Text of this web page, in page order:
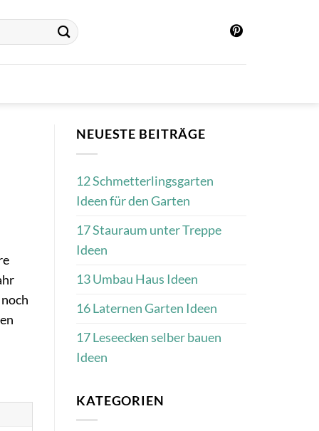
NEUESTE BEITRÄGE
12 Schmetterlingsgarten
Ideen für den Garten
17 Stauraum unter Treppe
Ideen
13 Umbau Haus Ideen
16 Laternen Garten Ideen
17 Leseecken selber bauen
Ideen
KATEGORIEN